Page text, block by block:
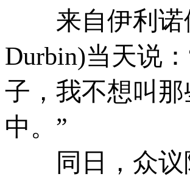
来自伊利诺
Durbin)当天说
子，我不想叫
中。”
同日，众议